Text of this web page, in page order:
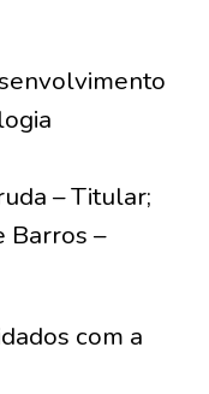
– Titular;
Barros –
com a